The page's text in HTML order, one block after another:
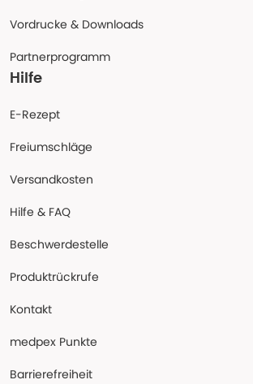
Vordrucke & Downloads
Partnerprogramm
Hilfe
E-Rezept
Freiumschläge
Versandkosten
Hilfe & FAQ
Beschwerdestelle
Produktrückrufe
Kontakt
medpex Punkte
Barrierefreiheit